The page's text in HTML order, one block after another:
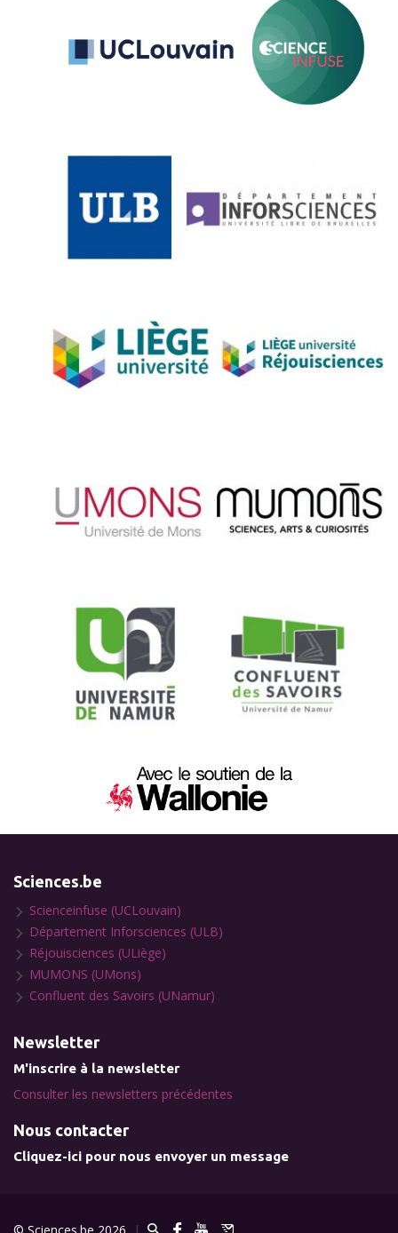
Sciences.be
Scienceinfuse (UCLouvain)
Département Inforsciences (ULB)
Réjouisciences (ULiège)
MUMONS (UMons)
Confluent des Savoirs (UNamur)
Newsletter
M'inscrire à la newsletter
Consulter les newsletters précédentes
Nous contacter
Cliquez-ici pour nous envoyer un message